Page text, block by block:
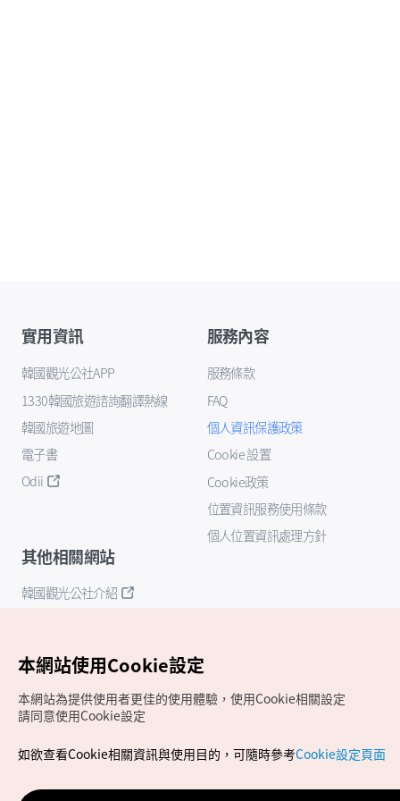
實用資訊
韓國觀光公社APP
1330韓國旅遊諮詢翻譯熱線
韓國旅遊地圖
電子書
Odii
服務內容
服務條款
FAQ
個人資訊保護政策
Cookie 設置
Cookie政策
位置資訊服務使用條款
個人位置資訊處理方針
其他相關網站
韓國觀光公社介紹
Copyrights (c) 韓國觀光公社版權所有
如有相關疑問或建議，歡迎來信至官方信箱
本網站使用Cookie設定
本網站為提供使用者更佳的使用體驗，使用Cookie相關設定
請同意使用Cookie設定
如欲查看Cookie相關資訊與使用目的，可隨時參考Cookie設定頁面